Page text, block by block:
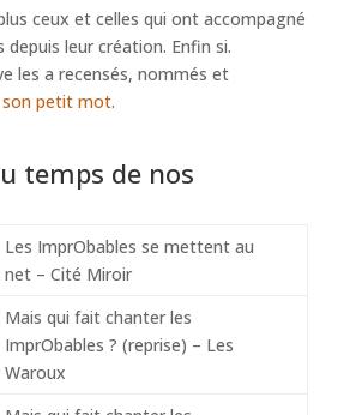
ceux et celles qui ont accompagné
depuis leur création. Enfin si.
les a recensés, nommés et
son petit mot.
temps de nos
Les ImprObables se mettent au
net – Cité Miroir
Mais qui fait chanter les
ImprObables ? (reprise) – Les
Waroux